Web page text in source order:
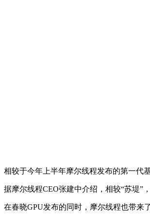
相较于今年上半年摩尔线程发布的第一代
据摩尔线程CEO张建中介绍，相较“苏堤”
在春晓GPU发布的同时，摩尔线程也带来